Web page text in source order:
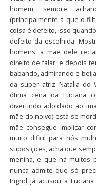
homem, sempre
(principalmente a que o
coisa é defeito, isso
defeito da escolhida.
homens, a mãe dele
direito de falar, e depois
babando, admirando e
da super atriz Natalia do
ótima cena da Luciana
divertindo adoidado ao
mãe do noivo) está se
mãe consegue implicar
muito dificil para nós
suposições, acha que
menina, e que há muitos
nunca admite que só
Ingrid já acusou a